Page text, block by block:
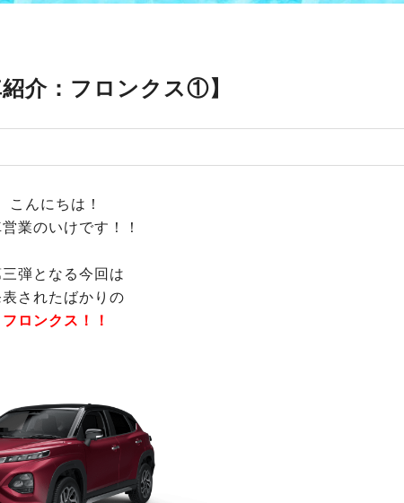
介：フロンクス①】
こんにちは！
業のいけです！！
弾となる今回は
されたばかりの
フロンクス！！